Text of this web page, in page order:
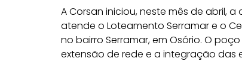
A Corsan iniciou, neste mês de abril,
atende o Loteamento Serramar e o
no bairro Serramar, em Osório. O
extensão de rede e a integração das